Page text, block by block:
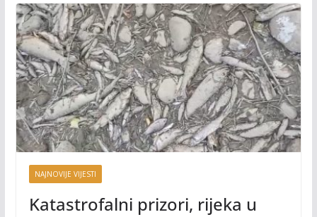
NAJNOVIJE VIJESTI
Katastrofalni prizori, rijeka u